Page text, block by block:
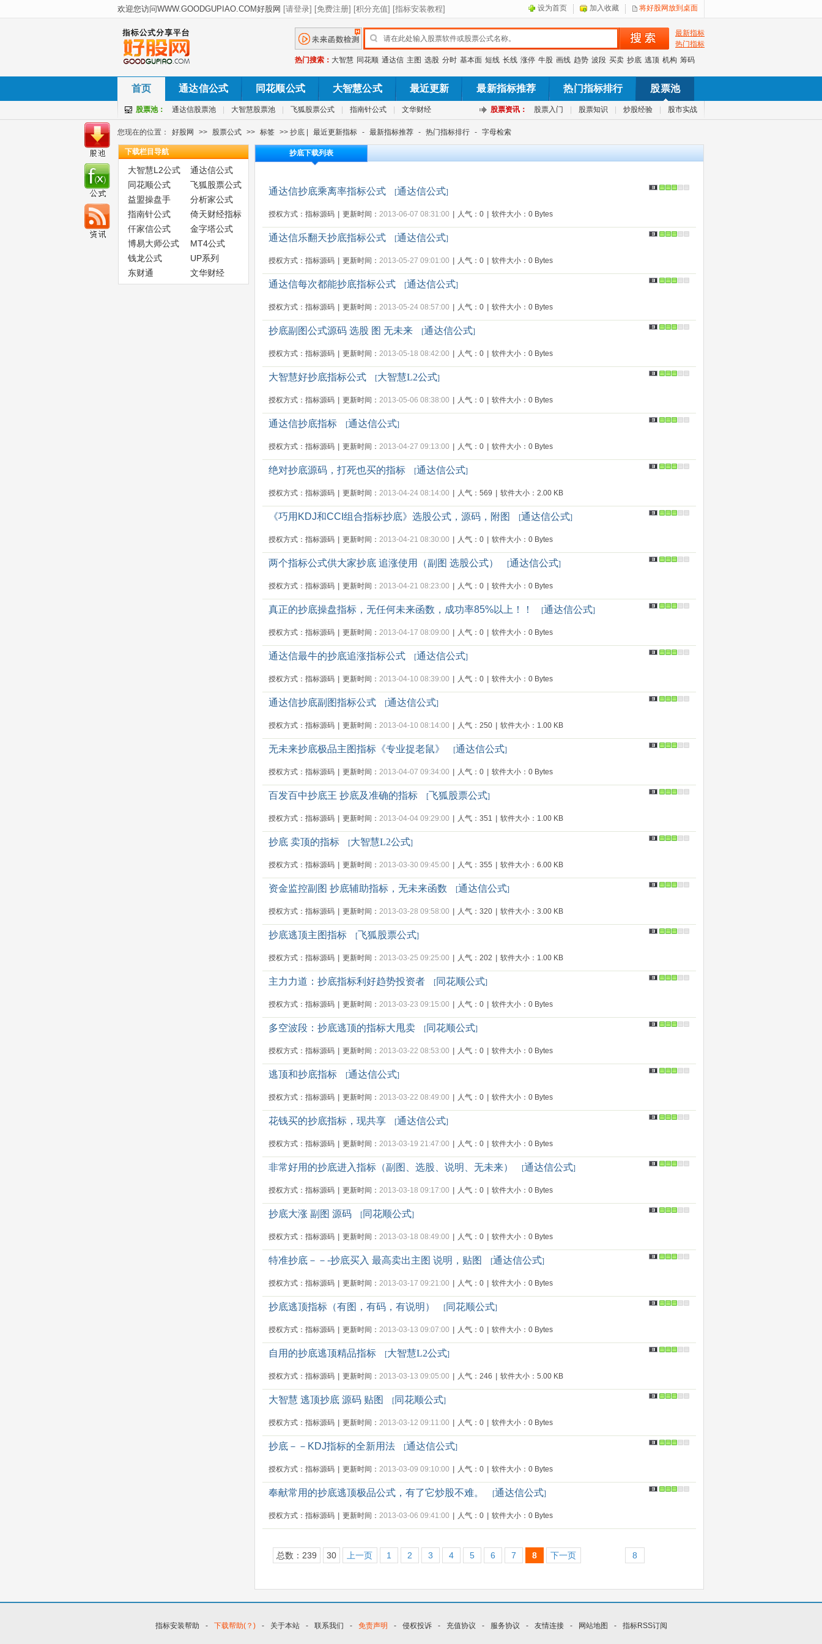
设为首页 加入收藏 将好股网放到桌面
最新指标
热门指标
热门搜索： 大智慧 同花顺 通达信 主图 选股 分时 基本面 短线 长线 涨停 牛股 画线 趋势 波段 买卖 抄底 逃顶 机构 筹码
首页 通达信公式 同花顺公式 大智慧公式 最近更新 最新指标推荐 热门指标排行 股票池
股票池： 通达信股票池 大智慧股票池 飞狐股票公式 指南针公式 文华财经 股票资讯： 股票入门 股票知识 炒股经验 股市实战
您现在的位置： 好股网 >> 股票公式 >> 标签 >> 抄底 | 最近更新指标 - 最新指标推荐 - 热门指标排行 - 字母检索
下载栏目导航
大智慧L2公式
通达信公式
同花顺公式
飞狐股票公式
益盟操盘手
分析家公式
指南针公式
倚天财经指标
仟家信公式
金字塔公式
博易大师公式
MT4公式
钱龙公式
UP系列
东财通
文华财经
抄底下载列表
通达信抄底乘离率指标公式 [通达信公式]
授权方式：指标源码 更新时间： 2013-06-07 08:31:00 人气：0 软件大小：0 Bytes
通达信乐翻天抄底指标公式 [通达信公式]
授权方式：指标源码 更新时间： 2013-05-27 09:01:00 人气：0 软件大小：0 Bytes
通达信每次都能抄底指标公式 [通达信公式]
授权方式：指标源码 更新时间： 2013-05-24 08:57:00 人气：0 软件大小：0 Bytes
抄底副图公式源码 选股 图 无未来 [通达信公式]
授权方式：指标源码 更新时间： 2013-05-18 08:42:00 人气：0 软件大小：0 Bytes
大智慧好抄底指标公式 [大智慧L2公式]
授权方式：指标源码 更新时间： 2013-05-06 08:38:00 人气：0 软件大小：0 Bytes
通达信抄底指标 [通达信公式]
授权方式：指标源码 更新时间： 2013-04-27 09:13:00 人气：0 软件大小：0 Bytes
绝对抄底源码，打死也买的指标 [通达信公式]
授权方式：指标源码 更新时间： 2013-04-24 08:14:00 人气：569 软件大小：2.00 KB
《巧用KDJ和CCI组合指标抄底》选股公式，源码，附图 [通达信公式]
授权方式：指标源码 更新时间： 2013-04-21 08:30:00 人气：0 软件大小：0 Bytes
两个指标公式供大家抄底 追涨使用（副图 选股公式） [通达信公式]
授权方式：指标源码 更新时间： 2013-04-21 08:23:00 人气：0 软件大小：0 Bytes
真正的抄底操盘指标，无任何未来函数，成功率85%以上！！ [通达信公式]
授权方式：指标源码 更新时间： 2013-04-17 08:09:00 人气：0 软件大小：0 Bytes
通达信最牛的抄底追涨指标公式 [通达信公式]
授权方式：指标源码 更新时间： 2013-04-10 08:39:00 人气：0 软件大小：0 Bytes
通达信抄底副图指标公式 [通达信公式]
授权方式：指标源码 更新时间： 2013-04-10 08:14:00 人气：250 软件大小：1.00 KB
无未来抄底极品主图指标《专业捉老鼠》 [通达信公式]
授权方式：指标源码 更新时间： 2013-04-07 09:34:00 人气：0 软件大小：0 Bytes
百发百中抄底王 抄底及准确的指标 [飞狐股票公式]
授权方式：指标源码 更新时间： 2013-04-04 09:29:00 人气：351 软件大小：1.00 KB
抄底 卖顶的指标 [大智慧L2公式]
授权方式：指标源码 更新时间： 2013-03-30 09:45:00 人气：355 软件大小：6.00 KB
资金监控副图 抄底辅助指标，无未来函数 [通达信公式]
授权方式：指标源码 更新时间： 2013-03-28 09:58:00 人气：320 软件大小：3.00 KB
抄底逃顶主图指标 [飞狐股票公式]
授权方式：指标源码 更新时间： 2013-03-25 09:25:00 人气：202 软件大小：1.00 KB
主力力道：抄底指标利好趋势投资者 [同花顺公式]
授权方式：指标源码 更新时间： 2013-03-23 09:15:00 人气：0 软件大小：0 Bytes
多空波段：抄底逃顶的指标大甩卖 [同花顺公式]
授权方式：指标源码 更新时间： 2013-03-22 08:53:00 人气：0 软件大小：0 Bytes
逃顶和抄底指标 [通达信公式]
授权方式：指标源码 更新时间： 2013-03-22 08:49:00 人气：0 软件大小：0 Bytes
花钱买的抄底指标，现共享 [通达信公式]
授权方式：指标源码 更新时间： 2013-03-19 21:47:00 人气：0 软件大小：0 Bytes
非常好用的抄底进入指标（副图、选股、说明、无未来） [通达信公式]
授权方式：指标源码 更新时间： 2013-03-18 09:17:00 人气：0 软件大小：0 Bytes
抄底大涨 副图 源码 [同花顺公式]
授权方式：指标源码 更新时间： 2013-03-18 08:49:00 人气：0 软件大小：0 Bytes
特准抄底－－-抄底买入 最高卖出主图 说明，贴图 [通达信公式]
授权方式：指标源码 更新时间： 2013-03-17 09:21:00 人气：0 软件大小：0 Bytes
抄底逃顶指标（有图，有码，有说明） [同花顺公式]
授权方式：指标源码 更新时间： 2013-03-13 09:07:00 人气：0 软件大小：0 Bytes
自用的抄底逃顶精品指标 [大智慧L2公式]
授权方式：指标源码 更新时间： 2013-03-13 09:05:00 人气：246 软件大小：5.00 KB
大智慧 逃顶抄底 源码 贴图 [同花顺公式]
授权方式：指标源码 更新时间： 2013-03-12 09:11:00 人气：0 软件大小：0 Bytes
抄底－－KDJ指标的全新用法 [通达信公式]
授权方式：指标源码 更新时间： 2013-03-09 09:10:00 人气：0 软件大小：0 Bytes
奉献常用的抄底逃顶极品公式，有了它炒股不难。 [通达信公式]
授权方式：指标源码 更新时间： 2013-03-06 09:41:00 人气：0 软件大小：0 Bytes
总数：239 30 上一页 1 2 3 4 5 6 7 8 下一页
指标安装帮助 - 下载帮助(？) - 关于本站 - 联系我们 - 免责声明 - 侵权投诉 - 充值协议 - 服务协议 - 友情连接 - 网站地图 - 指标RSS订阅